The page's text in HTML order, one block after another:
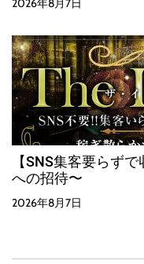
2026年8月7日
【SNS集客要らず
への招待〜
2026年8月7日